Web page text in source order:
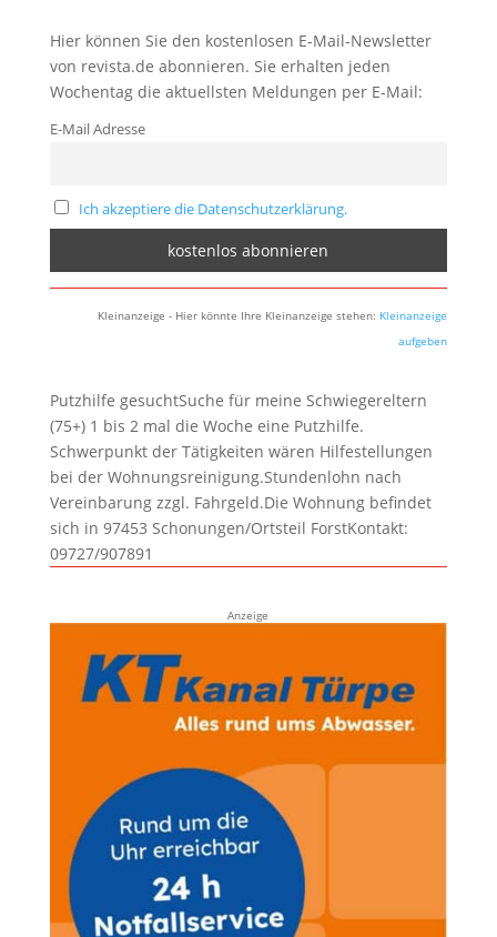
Hier können Sie den kostenlosen E-Mail-Newsletter
von revista.de abonnieren. Sie erhalten jeden
Wochentag die aktuellsten Meldungen per E-Mail:
E-Mail Adresse
Ich akzeptiere die Datenschutzerklärung.
Kleinanzeige - Hier könnte Ihre Kleinanzeige stehen: Kleinanzeige
aufgeben
Putzhilfe gesuchtSuche für meine Schwiegereltern
(75+) 1 bis 2 mal die Woche eine Putzhilfe.
Schwerpunkt der Tätigkeiten wären Hilfestellungen
bei der Wohnungsreinigung.Stundenlohn nach
Vereinbarung zzgl. Fahrgeld.Die Wohnung befindet
sich in 97453 Schonungen/Ortsteil ForstKontakt:
09727/907891
Anzeige